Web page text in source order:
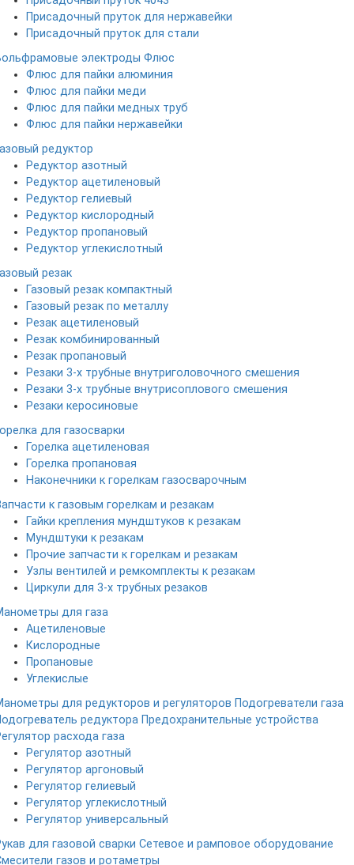
Присадочный пруток для нержавейки
Присадочный пруток для стали
электроды Флюс
Флюс для пайки алюминия
Флюс для пайки меди
Флюс для пайки медных труб
Флюс для пайки нержавейки
редуктор
Редуктор азотный
Редуктор ацетиленовый
Редуктор гелиевый
Редуктор кислородный
Редуктор пропановый
Редуктор углекислотный
резак
Газовый резак компактный
Газовый резак по металлу
Резак ацетиленовый
Резак комбинированный
Резак пропановый
Резаки 3-х трубные внутриголовочного смешения
Резаки 3-х трубные внутрисоплового смешения
Резаки керосиновые
для газосварки
Горелка ацетиленовая
Горелка пропановая
Наконечники к горелкам газосварочным
к газовым горелкам и резакам
Гайки крепления мундштуков к резакам
Мундштуки к резакам
Прочие запчасти к горелкам и резакам
Узлы вентилей и ремкомплекты к резакам
Циркули для 3-х трубных резаков
для газа
Ацетиленовые
Кислородные
Пропановые
Углекислые
для редукторов и регуляторов Подогреватели газа
редуктора Предохранительные устройства
расхода газа
Регулятор азотный
Регулятор аргоновый
Регулятор гелиевый
Регулятор углекислотный
Регулятор универсальный
для газовой сварки Сетевое и рамповое оборудование
газов и ротаметры